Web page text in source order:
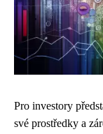
Pro investory
své prostředky a